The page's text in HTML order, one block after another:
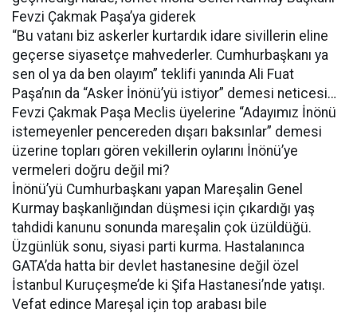
Fevzi Çakmak Paşa’ya giderek
“Bu vatanı biz askerler kurtardık idare sivillerin eline
geçerse siyasetçe mahvederler. Cumhurbaşkanı ya
sen ol ya da ben olayım” teklifi yanında Ali Fuat
Paşa’nın da “Asker İnönü’yü istiyor” demesi neticesi…
Fevzi Çakmak Paşa Meclis üyelerine “Adayımız İnönü
istemeyenler pencereden dışarı baksınlar” demesi
üzerine topları gören vekillerin oylarını İnönü’ye
vermeleri doğru değil mi?
İnönü’yü Cumhurbaşkanı yapan Mareşalin Genel
Kurmay başkanlığından düşmesi için çıkardığı yaş
tahdidi kanunu sonunda mareşalin çok üzüldüğü.
Üzgünlük sonu, siyasi parti kurma. Hastalanınca
GATA’da hatta bir devlet hastanesine değil özel
İstanbul Kuruçeşme’de ki Şifa Hastanesi’nde yatışı.
Vefat edince Mareşal için top arabası bile